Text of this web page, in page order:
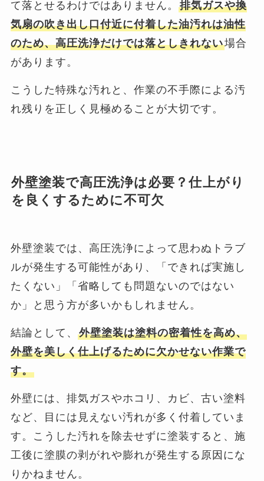
て落とせるわけではありません。排気ガスや換
気扇の吹き出し口付近に付着した油汚れは油性
のため、高圧洗浄だけでは落としきれない場合
があります。
こうした特殊な汚れと、作業の不手際による汚
れ残りを正しく見極めることが大切です。
外壁塗装で高圧洗浄は必要？仕上がり
を良くするために不可欠
外壁塗装では、高圧洗浄によって思わぬトラブ
ルが発生する可能性があり、「できれば実施し
たくない」「省略しても問題ないのではない
か」と思う方が多いかもしれません。
結論として、外壁塗装は塗料の密着性を高め、
外壁を美しく仕上げるために欠かせない作業で
す。
外壁には、排気ガスやホコリ、カビ、古い塗料
など、目には見えない汚れが多く付着していま
す。こうした汚れを除去せずに塗装すると、施
工後に塗膜の剥がれや膨れが発生する原因にな
りかねません。